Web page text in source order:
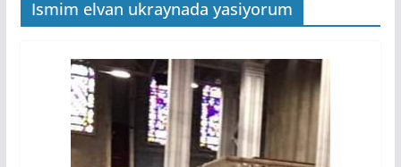
Ismim elvan ukraynada yasiyorum